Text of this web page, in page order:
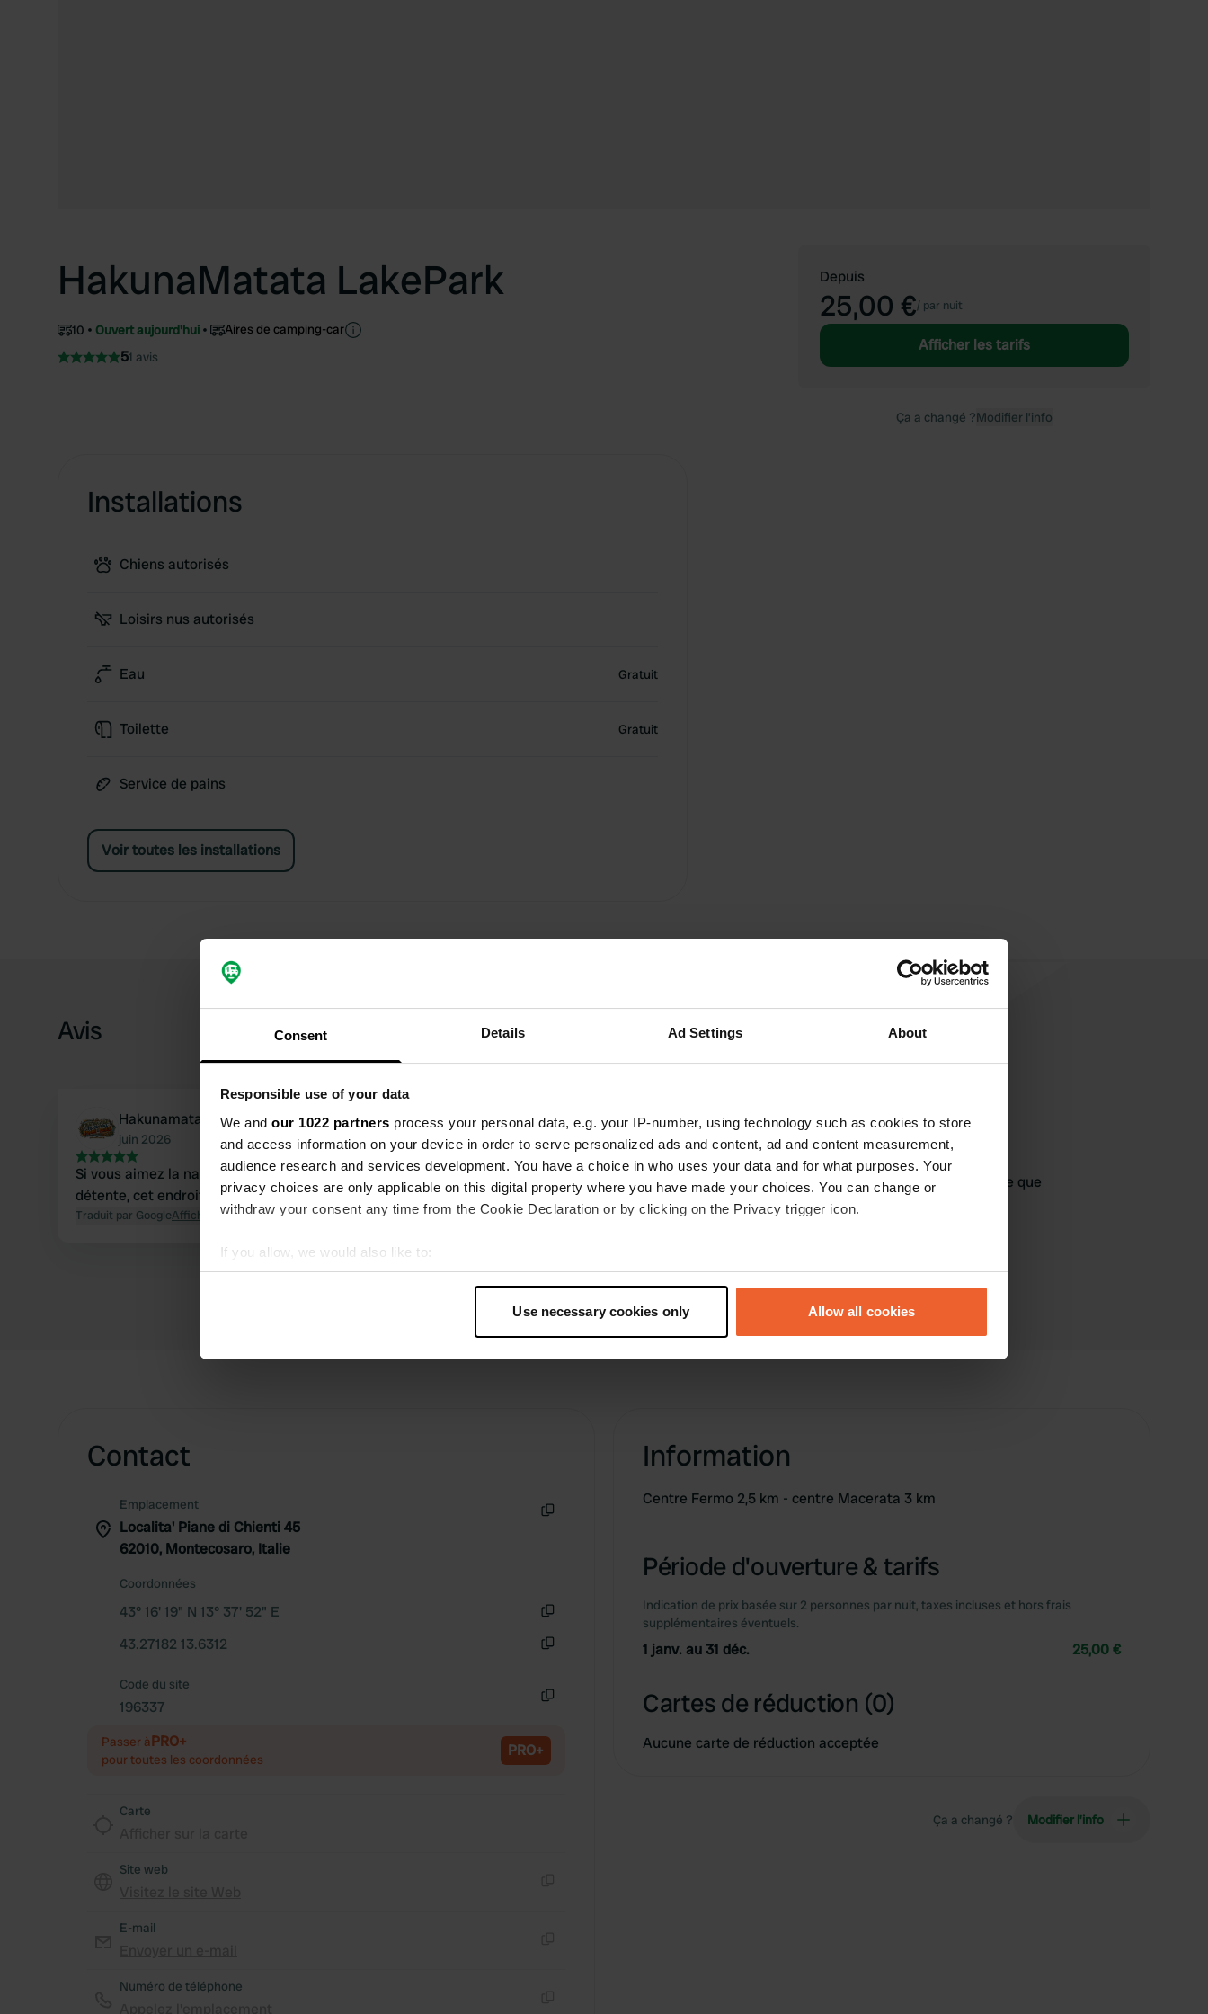
Consent Details Ad Settings About
Responsible use of your data
We and our 1022 partners process your personal data, e.g. your IP-number, using technology such as cookies to store
and access information on your device in order to serve personalized ads and content, ad and content measurement,
audience research and services development. You have a choice in who uses your data and for what purposes. Your
privacy choices are only applicable on this digital property where you have made your choices. You can change or
withdraw your consent any time from the Cookie Declaration or by clicking on the Privacy trigger icon.
If you allow, we would also like to:
Collect information about your geographical location which can be accurate to within several meters
Find out more about how your personal data is processed and set your preferences in the
Use necessary cookies only Allow all cookies
HakunaMatata LakePark
10 Ouvert aujourd'hui Aires de camping-car
51 avis
Installations
Chiens autorisés
Loisirs nus autorisés
Eau Gratuit
Toilette Gratuit
Service de pains
Voir toutes les installations
Depuis
25,00 €/ par nuit
Afficher les tarifs
Ça a changé ?Modifier l’info
Avis
Hakunamatata
juin 2026
Si vous aimez la nature, les eaux cristallines des lacs, la pêche, le calme et la
détente, cet endroit est fait pour vous ! À recommander !
Traduit par GoogleAfficher l'original
Ajouter un avis
Vous êtes déjà venu ici ? Dites aux autres ce que
vous en pensez.
Contact
Emplacement
Localita' Piane di Chienti 45
62010, Montecosaro, Italie
Coordonnées
43° 16' 19" N 13° 37' 52" E
43.27182 13.6312
Code du site
196337
Passer àPRO+
pour toutes les coordonnées PRO+
Carte
Site web
E-mail
Numéro de téléphone
Information
Centre Fermo 2,5 km - centre Macerata 3 km
Période d'ouverture & tarifs
Indication de prix basée sur 2 personnes par nuit, taxes incluses et hors frais
supplémentaires éventuels.
1 janv. au 31 déc. 25,00 €
Cartes de réduction (0)
Aucune carte de réduction acceptée
Ça a changé ? Modifier l’info